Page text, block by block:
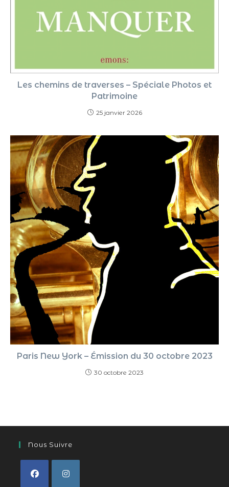
Les chemins de traverses – Spéciale Photos et
Patrimoine
25 janvier 2026
Paris New York – Émission du 30 octobre 2023
30 octobre 2023
Nous Suivre